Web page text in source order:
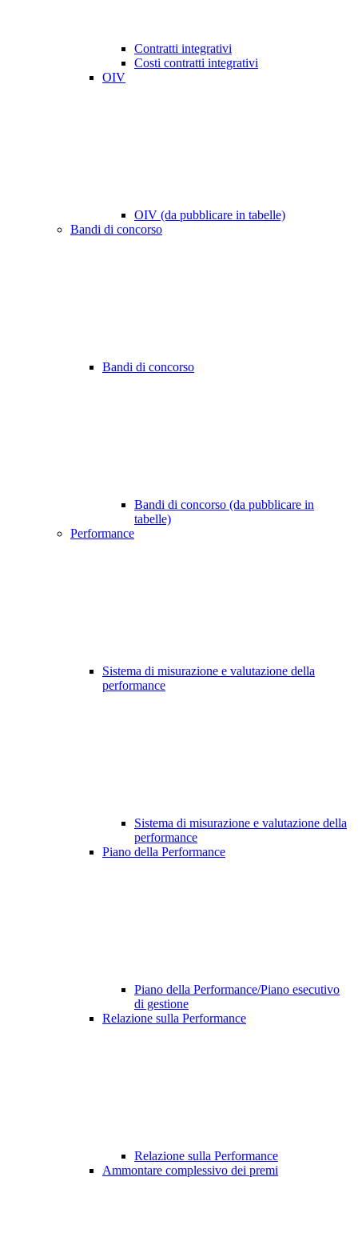
Contratti integrativi
Costi contratti integrativi
OIV
OIV (da pubblicare in tabelle)
Bandi di concorso
Bandi di concorso
Bandi di concorso (da pubblicare in
tabelle)
Performance
Sistema di misurazione e valutazione della
performance
Sistema di misurazione e valutazione della
performance
Piano della Performance
Piano della Performance/Piano esecutivo
di gestione
Relazione sulla Performance
Relazione sulla Performance
Ammontare complessivo dei premi